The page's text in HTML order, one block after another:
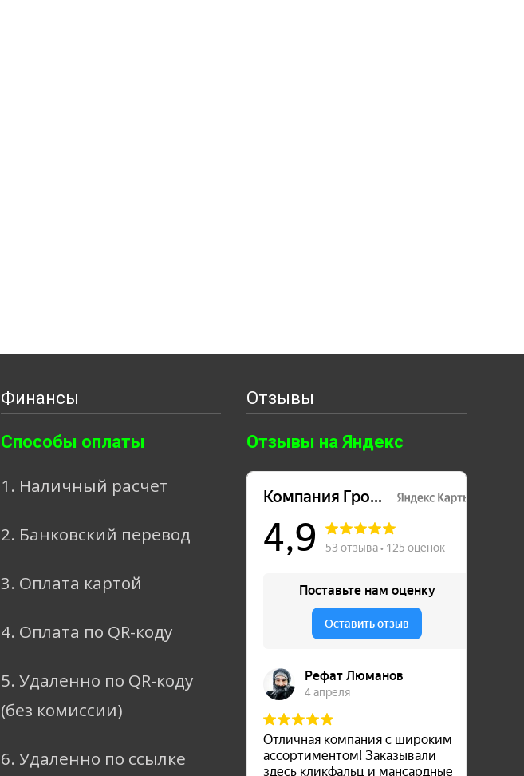
Финансы
Способы оплаты
1. Наличный расчет
2. Банковский перевод
3. Оплата картой
4. Оплата по QR-коду
5. Удаленно по QR-коду
(без комиссии)
6. Удаленно по ссылке
Отзывы
Отзывы на Яндекс